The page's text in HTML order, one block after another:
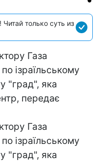
только суть из
Газа
ізраїльському
"град", яка
передає
Газа
ізраїльському
"град", яка